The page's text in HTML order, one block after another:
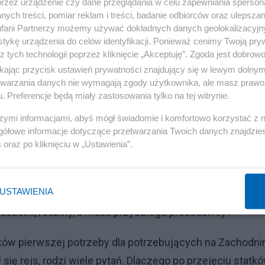
poprzez podkreślanie dyskryminacji, jakiej
Jak wskazałam wyżej, często lewa strona nie
ideologicznego.
środowisk akademickich, wśród studentów
oni wychodzą na ulice?
Reklama
często uczestniczą ludzie z zasłoniętymi
nie chcą, by świat widział, że walczą o
oraz plakat z hasłem, ale z jakichś powodów często
rodziny, a może przyszłego pracodawcy?
pierwszej potrzeby dla potrzebujących na
rejs, rodzi wiele pytań. Dlaczego po przejęciu
treści, pomiar reklam i treści, badanie odbiorców oraz
Partnerzy możemy używać dokładnych danych
urządzenia do celów identyfikacji. Ponieważ cenimy Twoją
tych technologii poprzez kliknięcie „Akceptuję”. Zgoda jest
przycisk ustawień prywatności znajdujący się w lewym
danych nie wymagają zgody użytkownika, ale masz
Preferencje będą miały zastosowania tylko na tej witrynie.
informacjami, abyś mógł świadomie i komfortowo korzystać z
informacje dotyczące przetwarzania Twoich danych
oraz po kliknięciu w „Ustawienia”.
USTAWIENIA